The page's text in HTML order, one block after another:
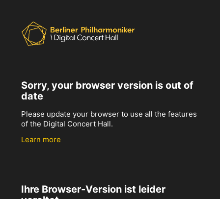
Sorry, your browser version is out of
date
Please update your browser to use all the features
of the Digital Concert Hall.
Learn more
Ihre Browser-Version ist leider